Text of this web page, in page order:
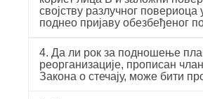
својству разлучног повериоца
поднео пријаву обезбеђеног
4. Да ли рок за подношење
реорганизације, прописан
Закона о стечају, може бити